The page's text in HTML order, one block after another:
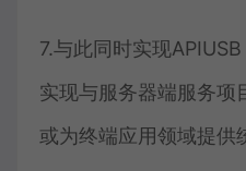
7.与此同时实现
实现与服务器端服务项
或为终端应用领域提供